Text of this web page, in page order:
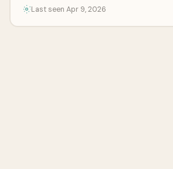
Last seen Apr 9, 2026